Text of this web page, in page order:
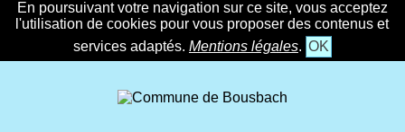
En poursuivant votre navigation sur ce site, vous acceptez
l'utilisation de cookies pour vous proposer des contenus et
services adaptés. Mentions légales. OK